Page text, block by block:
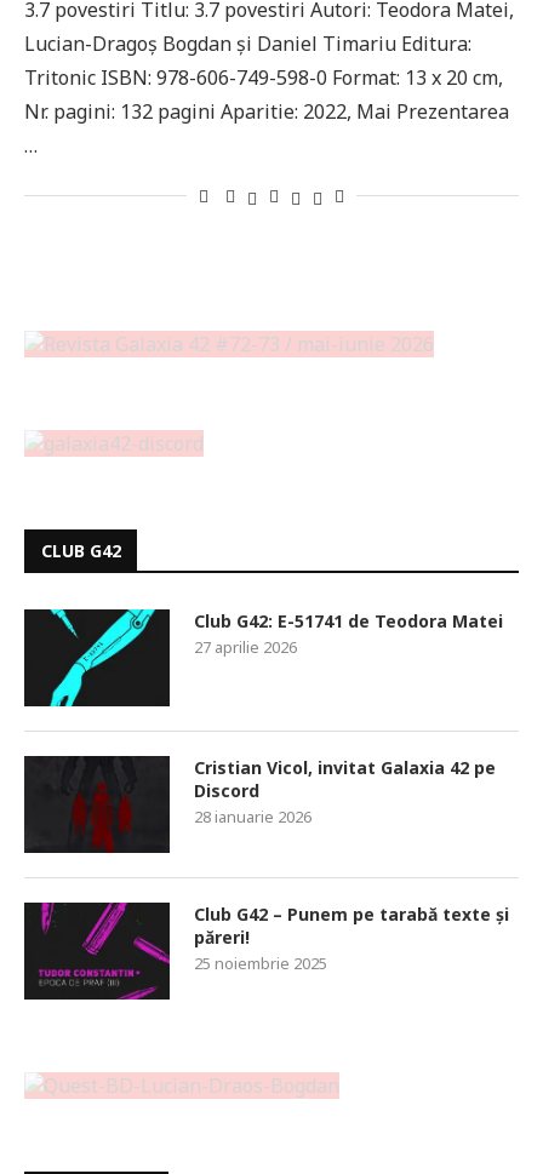
3.7 povestiri Titlu: 3.7 povestiri Autori: Teodora Matei,
Lucian-Dragoș Bogdan și Daniel Timariu Editura:
Tritonic ISBN: 978-606-749-598-0 Format: 13 x 20 cm,
Nr. pagini: 132 pagini Aparitie: 2022, Mai Prezentarea
…
CLUB G42
Club G42: E-51741 de Teodora Matei
27 aprilie 2026
Cristian Vicol, invitat Galaxia 42 pe
Discord
28 ianuarie 2026
Club G42 – Punem pe tarabă texte și
păreri!
25 noiembrie 2025